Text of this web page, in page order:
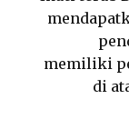
memiliki
di